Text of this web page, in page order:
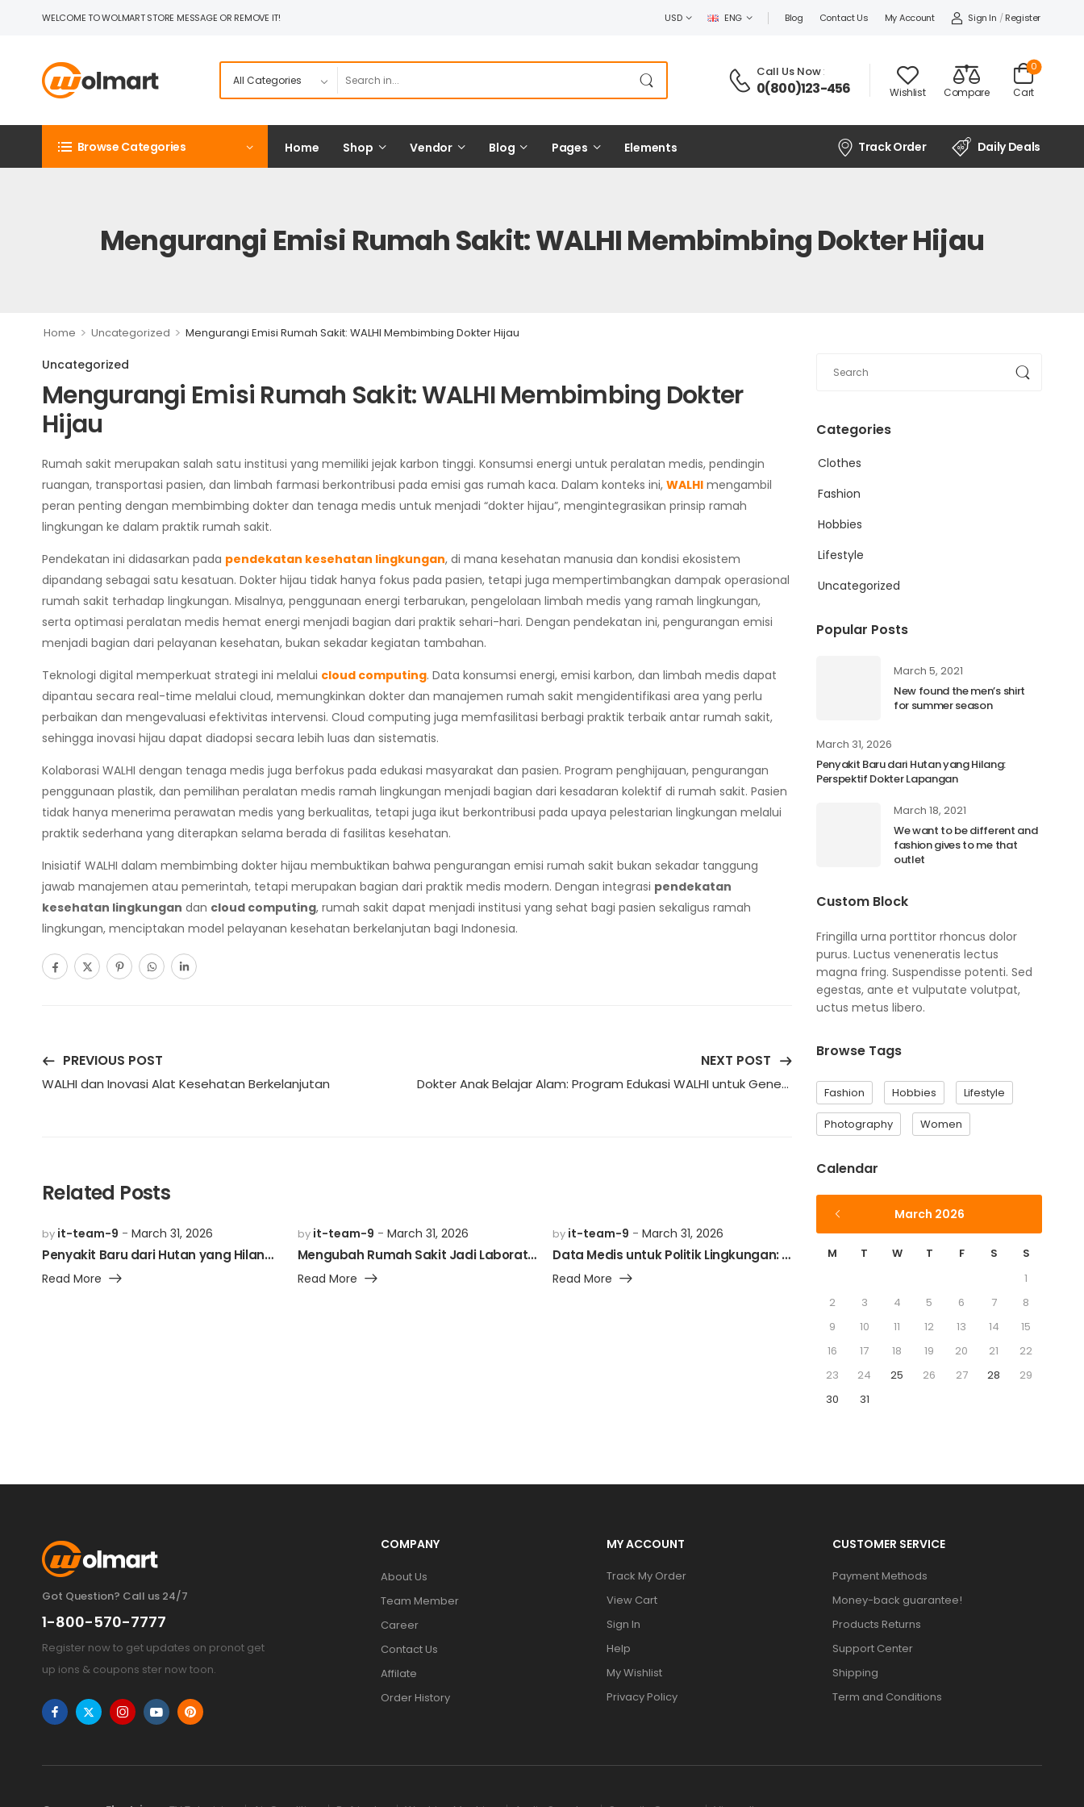
WELCOME TO WOLMART STORE MESSAGE OR REMOVE IT! USD ENG Blog Contact Us My Account Sign In / Register
Call Us Now:
0(800)123-456 Wishlist Compare Cart
0
Browse Categories Home Shop Vendor Blog Pages Elements Track Order Daily Deals
Mengurangi Emisi Rumah Sakit: WALHI Membimbing Dokter Hijau
Home > Uncategorized > Mengurangi Emisi Rumah Sakit: WALHI Membimbing Dokter Hijau
Categories
Clothes
Fashion
Hobbies
Lifestyle
Uncategorized
Popular Posts
March 5, 2021
New found the men’s shirt
for summer season
March 31, 2026
Penyakit Baru dari Hutan yang Hilang:
Perspektif Dokter Lapangan
March 18, 2021
We want to be different and
fashion gives to me that
outlet
Custom Block
Fringilla urna porttitor rhoncus dolor
purus. Luctus veneneratis lectus
magna fring. Suspendisse potenti. Sed
egestas, ante et vulputate volutpat,
uctus metus libero.
Browse Tags
Fashion Hobbies Lifestyle
Photography Women
Calendar
March 2026
M T W T F S
S
1
2
3 4 5 6 7
8
9
10 11 12 13 14
15
16
17 18 19 20 21
22
23
24 25 26 27 28
29
30
31
Uncategorized
Mengurangi Emisi Rumah Sakit: WALHI Membimbing Dokter
Hijau
Rumah sakit merupakan salah satu institusi yang memiliki jejak karbon tinggi. Konsumsi energi untuk peralatan medis, pendingin
ruangan, transportasi pasien, dan limbah farmasi berkontribusi pada emisi gas rumah kaca. Dalam konteks ini, WALHI mengambil
peran penting dengan membimbing dokter dan tenaga medis untuk menjadi “dokter hijau”, mengintegrasikan prinsip ramah
lingkungan ke dalam praktik rumah sakit.
Pendekatan ini didasarkan pada pendekatan kesehatan lingkungan, di mana kesehatan manusia dan kondisi ekosistem
dipandang sebagai satu kesatuan. Dokter hijau tidak hanya fokus pada pasien, tetapi juga mempertimbangkan dampak operasional
rumah sakit terhadap lingkungan. Misalnya, penggunaan energi terbarukan, pengelolaan limbah medis yang ramah lingkungan,
serta optimasi peralatan medis hemat energi menjadi bagian dari praktik sehari-hari. Dengan pendekatan ini, pengurangan emisi
menjadi bagian dari pelayanan kesehatan, bukan sekadar kegiatan tambahan.
Teknologi digital memperkuat strategi ini melalui cloud computing. Data konsumsi energi, emisi karbon, dan limbah medis dapat
dipantau secara real-time melalui cloud, memungkinkan dokter dan manajemen rumah sakit mengidentifikasi area yang perlu
perbaikan dan mengevaluasi efektivitas intervensi. Cloud computing juga memfasilitasi berbagi praktik terbaik antar rumah sakit,
sehingga inovasi hijau dapat diadopsi secara lebih luas dan sistematis.
Kolaborasi WALHI dengan tenaga medis juga berfokus pada edukasi masyarakat dan pasien. Program penghijauan, pengurangan
penggunaan plastik, dan pemilihan peralatan medis ramah lingkungan menjadi bagian dari kesadaran kolektif di rumah sakit. Pasien
tidak hanya menerima perawatan medis yang berkualitas, tetapi juga ikut berkontribusi pada upaya pelestarian lingkungan melalui
praktik sederhana yang diterapkan selama berada di fasilitas kesehatan.
Inisiatif WALHI dalam membimbing dokter hijau membuktikan bahwa pengurangan emisi rumah sakit bukan sekadar tanggung
jawab manajemen atau pemerintah, tetapi merupakan bagian dari praktik medis modern. Dengan integrasi pendekatan
kesehatan lingkungan dan cloud computing, rumah sakit dapat menjadi institusi yang sehat bagi pasien sekaligus ramah
lingkungan, menciptakan model pelayanan kesehatan berkelanjutan bagi Indonesia.
PREVIOUS POST
WALHI dan Inovasi Alat Kesehatan Berkelanjutan
NEXT POST
Dokter Anak Belajar Alam: Program Edukasi WALHI untuk Generasi Muda
Related Posts
by it-team-9 March 31, 2026
Penyakit Baru dari Hutan yang Hilang: Perspektif Dokter Lapangan
Read More
by it-team-9 March 31, 2026
Mengubah Rumah Sakit Jadi Laboratorium Hijau
Read More
by it-team-9 March 31, 2026
Data Medis untuk Politik Lingkungan: WALHI dan Dokter Bersatu
Read More
Got Question? Call us 24/7
1-800-570-7777
Register now to get updates on pronot get
up ions & coupons ster now toon.
COMPANY
About Us
Team Member
Career
Contact Us
Affilate
Order History
MY ACCOUNT
Track My Order
View Cart
Sign In
Help
My Wishlist
Privacy Policy
CUSTOMER SERVICE
Payment Methods
Money-back guarantee!
Products Returns
Support Center
Shipping
Term and Conditions